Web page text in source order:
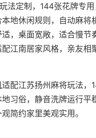
法定制，144张花牌专
地休闲规则，自动麻将
，桌面宽敞，适合慢节
江南居家风格，亲友相
配江苏扬州麻将玩法，
习俗，静音洗牌运行平
简约家里美观实用。